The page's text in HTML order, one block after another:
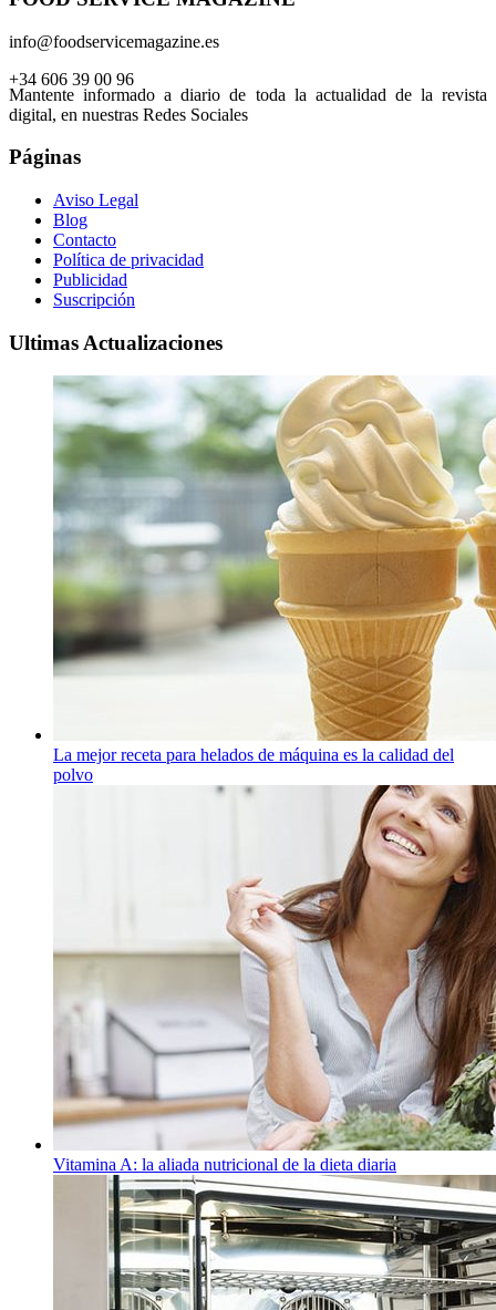
info@foodservicemagazine.es
+34 606 39 00 96
Mantente informado a diario de toda la actualidad de la revista
digital, en nuestras Redes Sociales
Páginas
Aviso Legal
Blog
Contacto
Política de privacidad
Publicidad
Suscripción
Ultimas Actualizaciones
La mejor receta para helados de máquina es la calidad del
polvo
Vitamina A: la aliada nutricional de la dieta diaria